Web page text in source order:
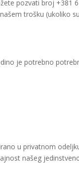
pozvati broj +381
trošku (ukoliko
je potrebno
u privatnom
našeg